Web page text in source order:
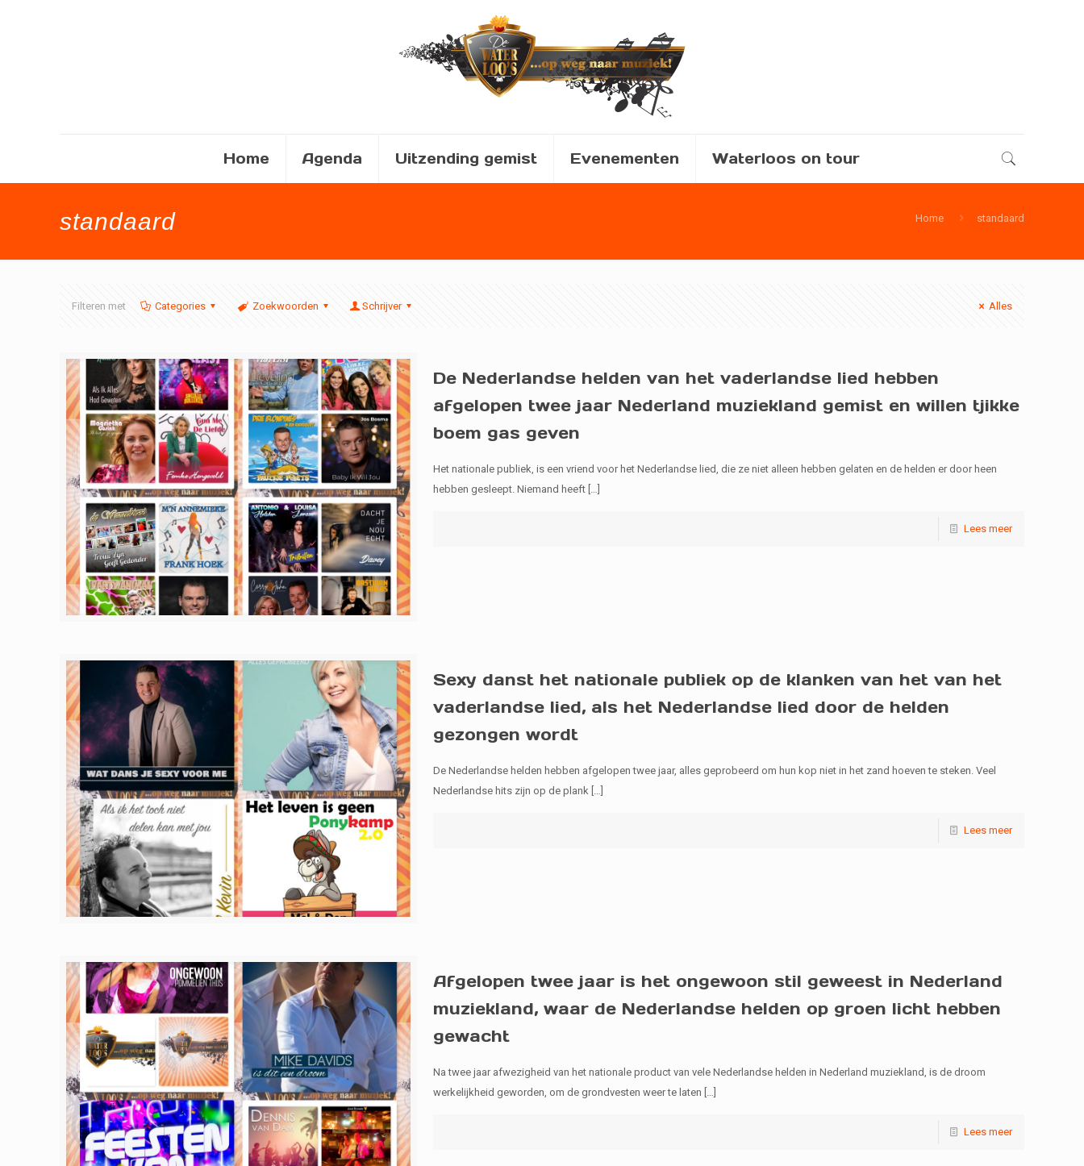
Home Agenda Uitzending gemist Evenementen Waterloos on tour
standaard Home standaard
Filteren met Categories Zoekwoorden Schrijver Alles
De Nederlandse helden van het vaderlandse lied hebben
afgelopen twee jaar Nederland muziekland gemist en willen tjikke
boem gas geven
Het nationale publiek, is een vriend voor het Nederlandse lied, die ze niet alleen hebben gelaten en de helden er door heen
hebben gesleept. Niemand heeft[…]
Lees meer
Sexy danst het nationale publiek op de klanken van het van het
vaderlandse lied, als het Nederlandse lied door de helden
gezongen wordt
De Nederlandse helden hebben afgelopen twee jaar, alles geprobeerd om hun kop niet in het zand hoeven te steken. Veel
Nederlandse hits zijn op de plank[…]
Lees meer
Afgelopen twee jaar is het ongewoon stil geweest in Nederland
muziekland, waar de Nederlandse helden op groen licht hebben
gewacht
Na twee jaar afwezigheid van het nationale product van vele Nederlandse helden in Nederland muziekland, is de droom
werkelijkheid geworden, om de grondvesten weer te laten […]
Lees meer